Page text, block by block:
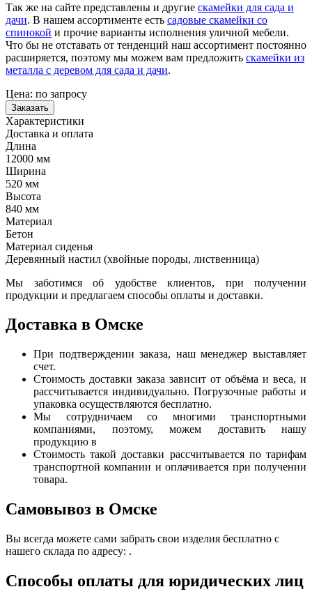
Так же на сайте представлены и другие скамейки для сада и
дачи. В нашем ассортименте есть садовые скамейки со
спинокой и прочие варианты исполнения уличной мебели.
Что бы не отставать от тенденций наш ассортимент постоянно
расширяется, поэтому мы можем вам предложить скамейки из
металла с деревом для сада и дачи.
Цена: по запросу
Заказать
Характеристики
Доставка и оплата
Длина
12000 мм
Ширина
520 мм
Высота
840 мм
Материал
Бетон
Материал сиденья
Деревянный настил (хвойные породы, лиственница)
Мы заботимся об удобстве клиентов, при получении
продукции и предлагаем способы оплаты и доставки.
Доставка в Омске
При подтверждении заказа, наш менеджер выставляет
счет.
Стоимость доставки заказа зависит от объёма и веса, и
рассчитывается индивидуально. Погрузочные работы и
упаковка осуществляются бесплатно.
Мы сотрудничаем со многими транспортными
компаниями, поэтому, можем доставить нашу
продукцию в
Стоимость такой доставки рассчитывается по тарифам
транспортной компании и оплачивается при получении
товара.
Самовывоз в Омске
Вы всегда можете сами забрать свои изделия бесплатно с
нашего склада по адресу: .
Способы оплаты для юридических лиц